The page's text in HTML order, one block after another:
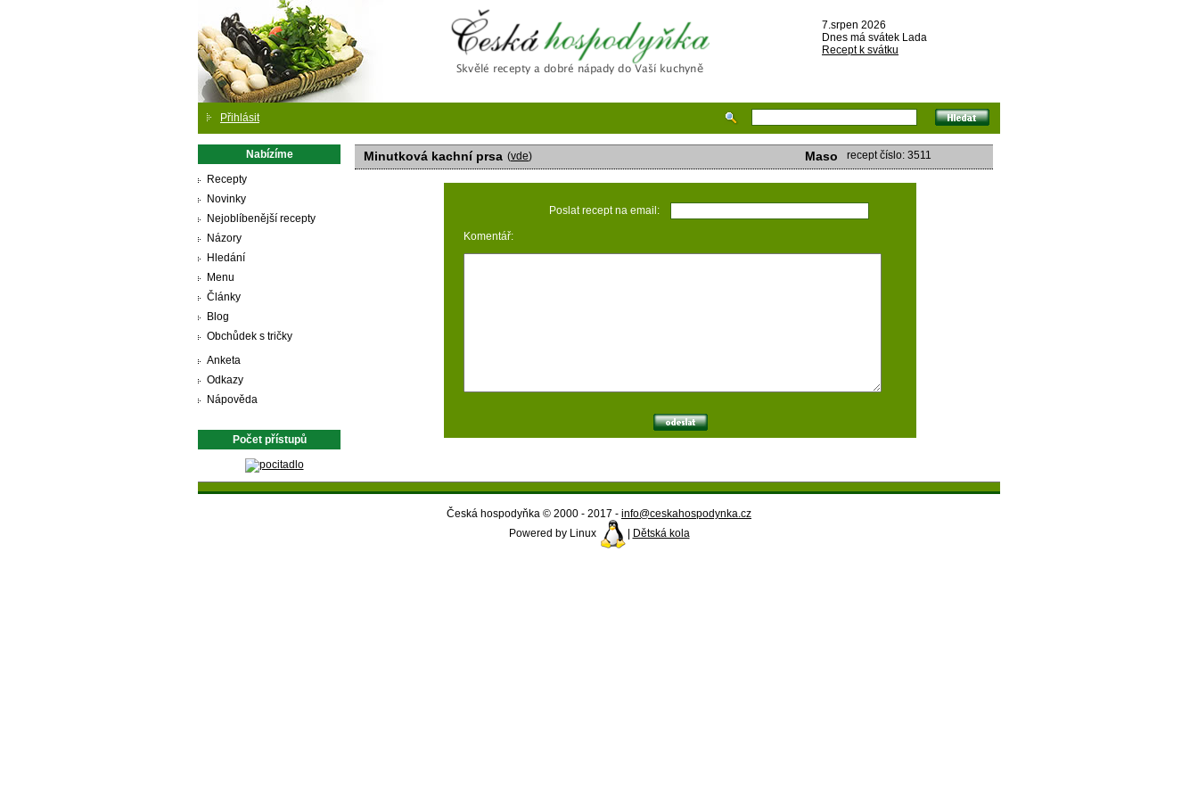
Česká hospodyňka
7.srpen 2026
Dnes má svátek Lada
Recept k svátku
Přihlásit
Nabízíme
Recepty
Novinky
Nejoblíbenější recepty
Názory
Hledání
Menu
Články
Blog
Obchůdek s tričky
Anketa
Odkazy
Nápověda
Počet přístupů
Minutková kachní prsa (vde) Maso recept číslo: 3511
Poslat recept na email:
Komentář:
Česká hospodyňka © 2000 - 2017 - info@ceskahospodynka.cz
Powered by Linux
Dětská kola